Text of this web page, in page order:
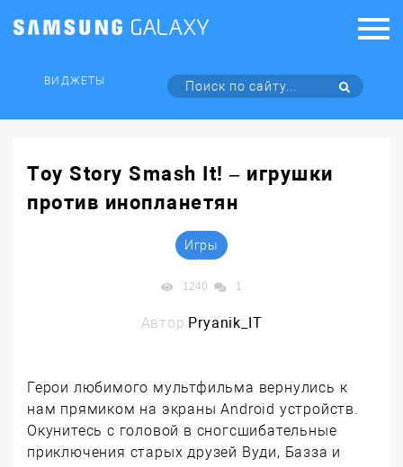
ВИДЖЕТЫ
Toy Story Smash It! – игрушки
против инопланетян
Игры
1240 1
Автор:Pryanik_IT
Герои любимого мультфильма вернулись к
нам прямиком на экраны Android устройств.
Окунитесь с головой в сногсшибательные
приключения старых друзей Вуди, Базза и